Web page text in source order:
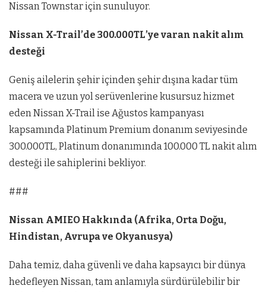
Nissan Townstar için sunuluyor.
Nissan X-Trail’de 300.000TL’ye varan nakit alım
desteği
Geniş ailelerin şehir içinden şehir dışına kadar tüm
macera ve uzun yol serüvenlerine kusursuz hizmet
eden Nissan X-Trail ise Ağustos kampanyası
kapsamında Platinum Premium donanım seviyesinde
300.000TL, Platinum donanımında 100.000 TL nakit alım
desteği ile sahiplerini bekliyor.
###
Nissan AMIEO Hakkında (Afrika, Orta Doğu,
Hindistan, Avrupa ve Okyanusya)
Daha temiz, daha güvenli ve daha kapsayıcı bir dünya
hedefleyen Nissan, tam anlamıyla sürdürülebilir bir